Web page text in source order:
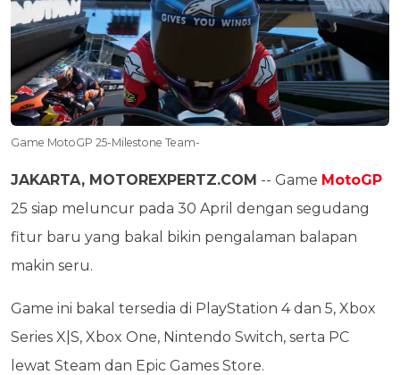
Game MotoGP 25-Milestone Team-
JAKARTA, MOTOREXPERTZ.COM -- Game MotoGP
25 siap meluncur pada 30 April dengan segudang
fitur baru yang bakal bikin pengalaman balapan
makin seru.
Game ini bakal tersedia di PlayStation 4 dan 5, Xbox
Series X|S, Xbox One, Nintendo Switch, serta PC
lewat Steam dan Epic Games Store.